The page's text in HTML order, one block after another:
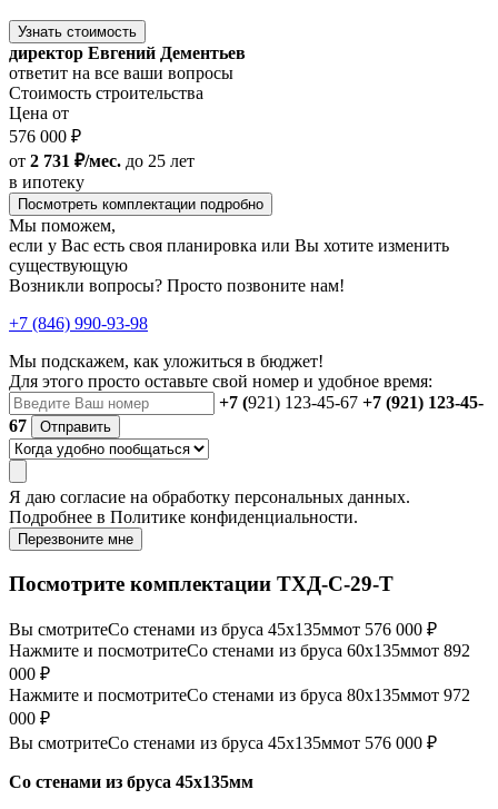
Узнать стоимость
директор Евгений Дементьев
ответит на все ваши вопросы
Стоимость строительства
Цена от
576 000 ₽
от 2 731 ₽/мес. до 25 лет
в ипотеку
Посмотреть комплектации подробно
Мы поможем,
если у Вас есть своя планировка или Вы хотите изменить
существующую
Возникли вопросы? Просто позвоните нам!
+7 (846) 990-93-98
Мы подскажем, как уложиться в бюджет!
Для этого просто оставьте свой номер и удобное время:
+7 (921) 123-45-67 +7 (921) 123-45-
67
Отправить
Я даю согласие на обработку персональных данных.
Подробнее в Политике конфиденциальности.
Перезвоните мне
Посмотрите комплектации ТХД-С-29-Т
Вы смотритеСо стенами из бруса 45х135ммот 576 000 ₽
Нажмите и посмотритеСо стенами из бруса 60х135ммот 892
000 ₽
Нажмите и посмотритеСо стенами из бруса 80х135ммот 972
000 ₽
Вы смотритеСо стенами из бруса 45х135ммот 576 000 ₽
Со стенами из бруса 45х135мм